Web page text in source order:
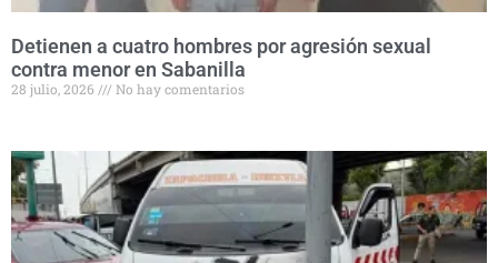
Detienen a cuatro hombres por agresión sexual
contra menor en Sabanilla
28 julio, 2026 No hay comentarios